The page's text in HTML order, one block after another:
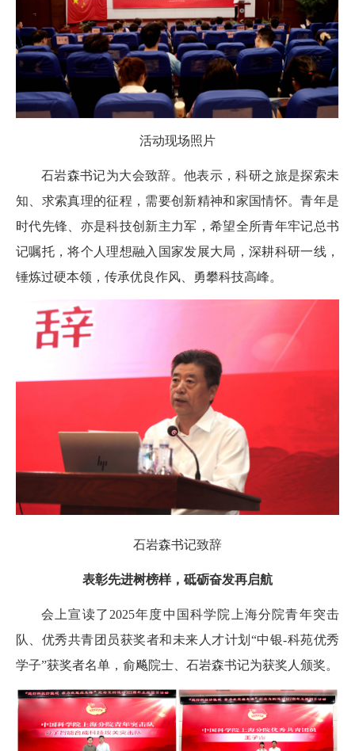
活动现场照片
石岩森书记为大会致辞。他表示，科研之旅是探索未
知、求索真理的征程，需要创新精神和家国情怀。青年是
时代先锋、亦是科技创新主力军，希望全所青年牢记总书
记嘱托，将个人理想融入国家发展大局，深耕科研一线，
锤炼过硬本领，传承优良作风、勇攀科技高峰。
石岩森书记致辞
表彰先进树榜样，砥砺奋发再启航
会上宣读了2025年度中国科学院上海分院青年突击
队、优秀共青团员获奖者和未来人才计划“中银-科苑优秀
学子”获奖者名单，俞飚院士、石岩森书记为获奖人颁奖。